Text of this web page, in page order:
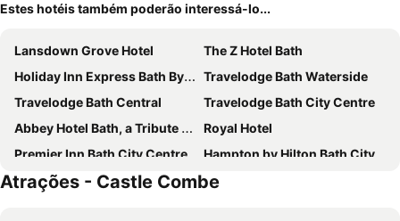
Estes hotéis também poderão interessá-lo...
Lansdown Grove Hotel
The Z Hotel Bath
Holiday Inn Express Bath By Ihg
Travelodge Bath Waterside
Travelodge Bath Central
Travelodge Bath City Centre
Abbey Hotel Bath, a Tribute Portfolio Hotel
Royal Hotel
Premier Inn Bath City Centre
Hampton by Hilton Bath City
The Manor House Hotel and Golf Club
Travelodge Chippenham
Atrações - Castle Combe